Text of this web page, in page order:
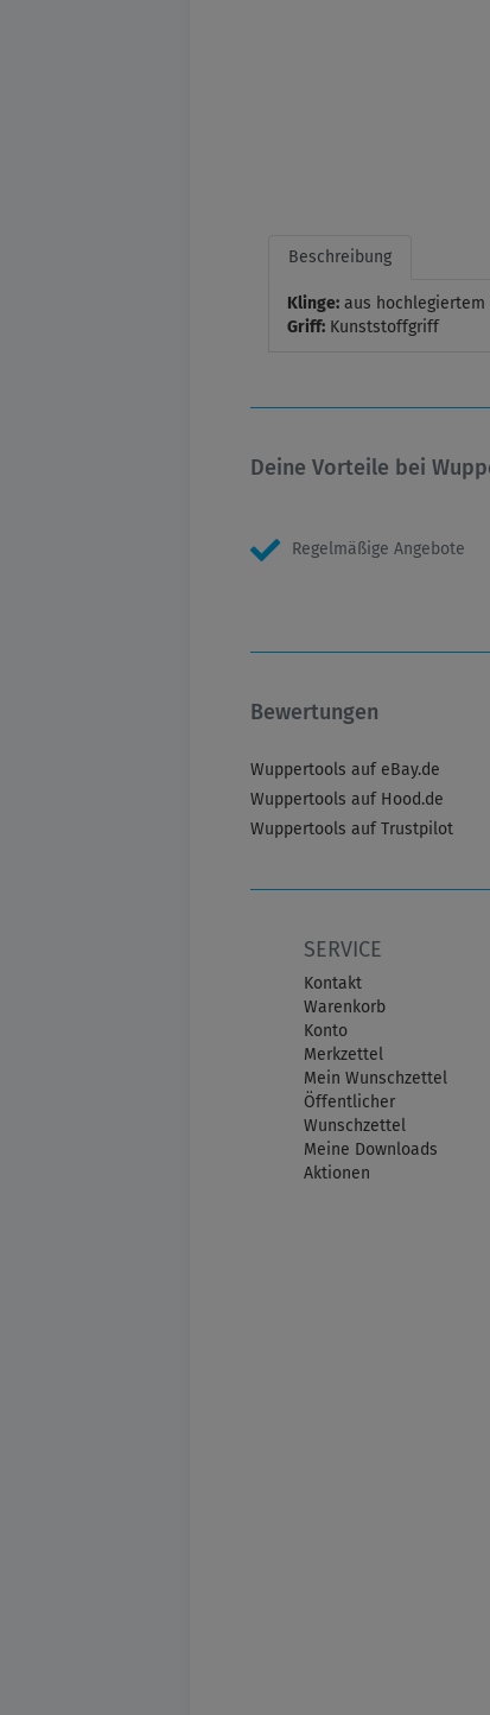
Beschreibung
Klinge: aus
Griff: Kunststoffgriff
Deine Vorteile bei
Regelmäßige Angebote
Bewertungen
Wuppertools auf eBay.de
Wuppertools auf Hood.de
Wuppertools auf Trustpilot
SERVICE
Kontakt
Warenkorb
Konto
Merkzettel
Mein Wunschzettel
Öffentlicher
Wunschzettel
Meine Downloads
Aktionen